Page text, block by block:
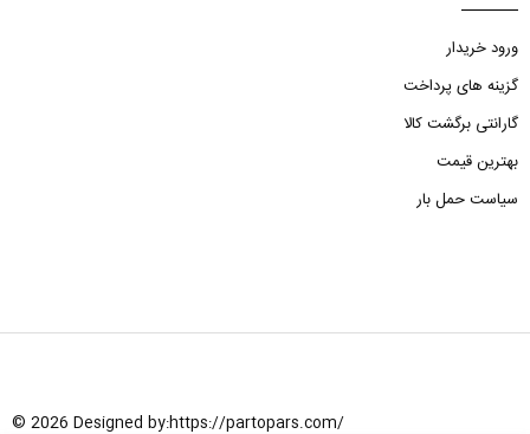
ورود خریدار
گزینه های پرداخت
گارانتی برگشت کالا
بهترین قیمت
سیاست حمل بار
© 2026 Designed by:https://partopars.com/